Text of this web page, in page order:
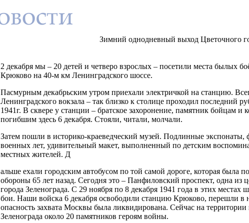
Зимний однодневный выход Цветочного
2 декабря мы – 20 детей и четверо взрослых – посетили места былых
Крюково на 40-м км Ленинградского шоссе.
Пасмурным декабрьским утром приехали электричкой на станцию.
Ленинградского вокзала – так близко к столице проходил последний
1941г. В сквере у станции – братское захоронение, памятник бойцам и
погибшим здесь 6 декабря. Стояли, читали, молчали.
Затем пошли в историко-краеведческий музей. Подлинные экспонаты,
военных лет, удивительный макет, выполненный по детским
местных жителей. Д
альше ехали городским автобусом по той самой дороге, которая была
обороны 65 лет назад. Сегодня это – Панфиловский проспект, одна из
города Зеленограда. С 29 ноября по 8 декабря 1941 года в этих местах
бои. Наши войска 6 декабря освободили станцию Крюково, перешли в
опасность захвата Москвы была ликвидирована. Сейчас на территории
Зеленограда около 20 памятников героям войны.